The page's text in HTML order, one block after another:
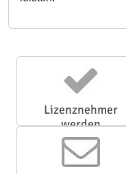
Lizenznehmer
werden